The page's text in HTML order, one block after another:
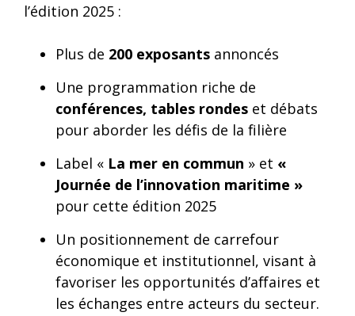
l’édition 2025 :
Plus de 200 exposants annoncés
Une programmation riche de
conférences, tables rondes et débats
pour aborder les défis de la filière
Label « La mer en commun » et «
Journée de l’innovation maritime »
pour cette édition 2025
Un positionnement de carrefour
économique et institutionnel, visant à
favoriser les opportunités d’affaires et
les échanges entre acteurs du secteur.